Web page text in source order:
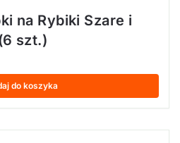
na Rybiki Szare i
szt.)
do koszyka